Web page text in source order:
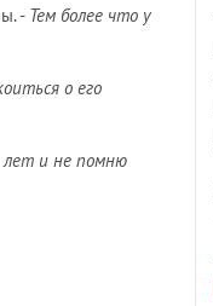
- Тем более что у
о его
лет и не помню